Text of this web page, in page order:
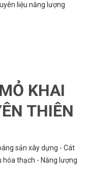
liệu năng lượng
KHAI
THIÊN
sản xây dựng - Cát
hóa thạch - Năng lượng